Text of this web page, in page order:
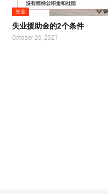
失业
失业援助金的2个条件
October 26, 2021